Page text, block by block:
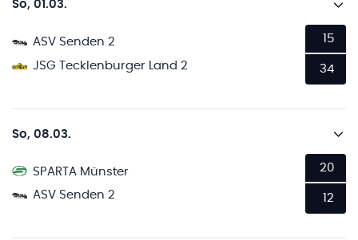
So, 01.03.
ASV Senden 2
JSG Tecklenburger Land 2
15
34
So, 08.03.
SPARTA Münster
ASV Senden 2
20
12